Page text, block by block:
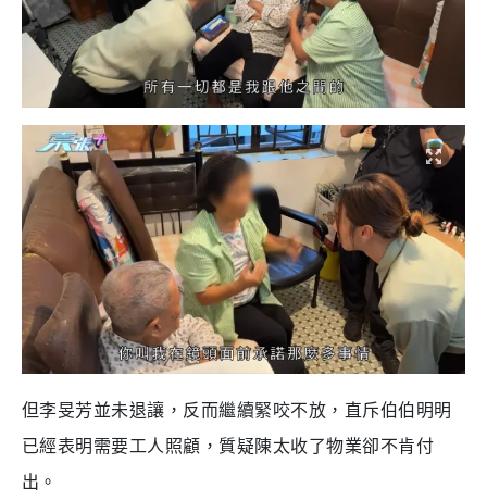
但李旻芳並未退讓，反而繼續緊咬不放，直斥伯伯明明
已經表明需要工人照顧，質疑陳太收了物業卻不肯付
出。